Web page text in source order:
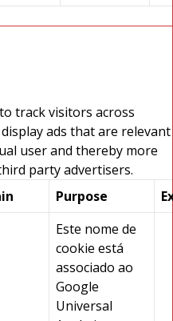
track visitors across
ads that are relevant
user and thereby more
party advertisers.
Purpose
Este nome de
cookie está
associado ao
Google
Universal